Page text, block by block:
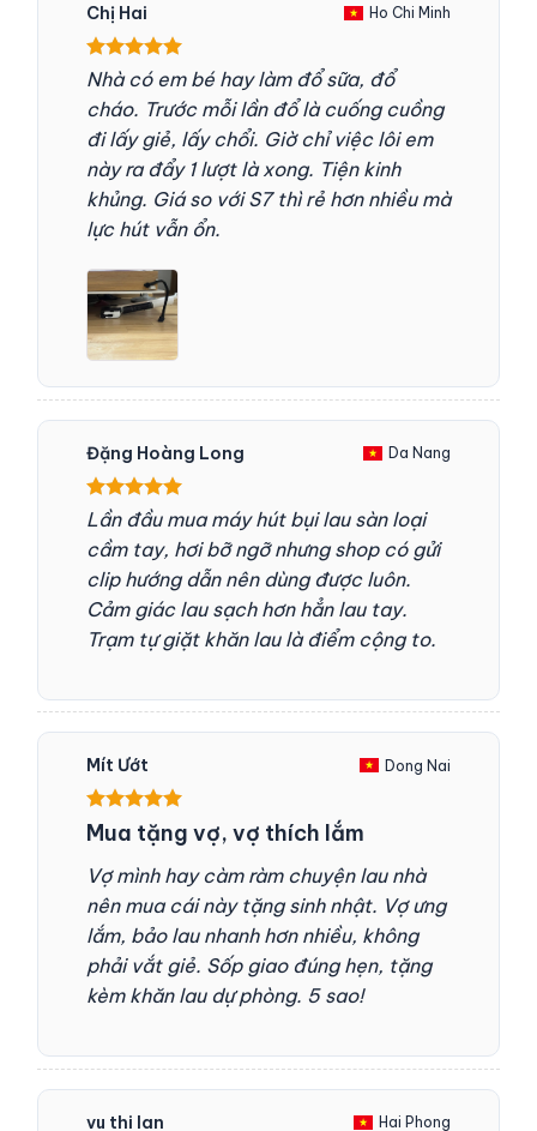
Chị Hai Ho Chi Minh
Được xếp
hạng5 5
sao
Nhà có em bé hay làm đổ sữa, đổ
cháo. Trước mỗi lần đổ là cuống cuồng
đi lấy giẻ, lấy chổi. Giờ chỉ việc lôi em
này ra đẩy 1 lượt là xong. Tiện kinh
khủng. Giá so với S7 thì rẻ hơn nhiều mà
lực hút vẫn ổn.
Đặng Hoàng Long Da Nang
Được xếp
hạng
5
sao
Lần đầu mua máy hút bụi lau sàn loại
cầm tay, hơi bỡ ngỡ nhưng shop có gửi
clip hướng dẫn nên dùng được luôn.
Cảm giác lau sạch hơn hẳn lau tay.
Trạm tự giặt khăn lau là điểm cộng to.
Mít Ướt Dong Nai
Được xếp
hạng 55
sao
Mua tặng vợ, vợ thích lắm
Vợ mình hay càm ràm chuyện lau nhà
nên mua cái này tặng sinh nhật. Vợ ưng
lắm, bảo lau nhanh hơn nhiều, không
phải vắt giẻ. Sốp giao đúng hẹn, tặng
kèm khăn lau dự phòng. 5 sao!
vu thi lan Hai Phong